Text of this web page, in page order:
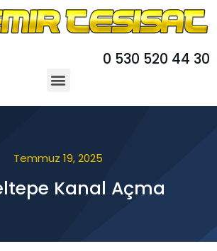
0 530 520 44 30
Temmuz 19, 2025
Kanal Açma